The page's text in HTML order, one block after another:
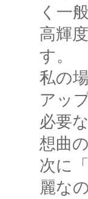
く一
高輝
す。
私の
アッ
必要
想曲
次に
麗な